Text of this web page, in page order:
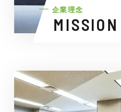
企業理念
MISSION